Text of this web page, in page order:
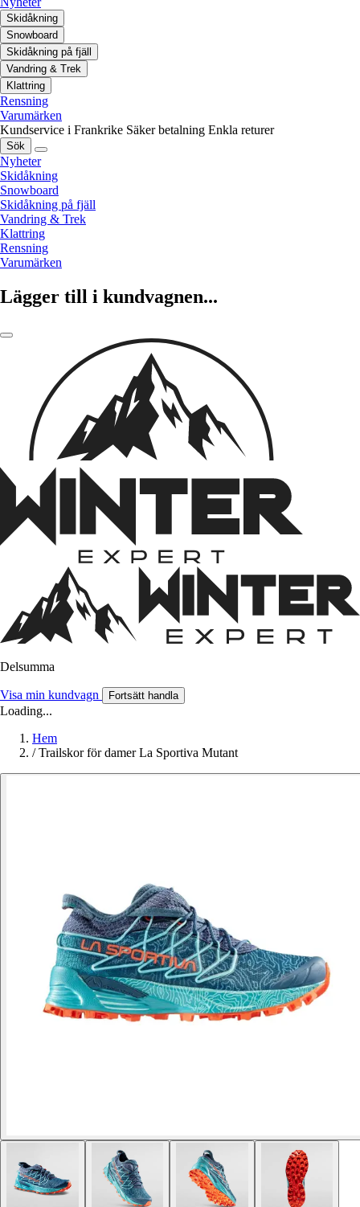
Skidåkning
Snowboard
Skidåkning på fjäll
Vandring & Trek
Klattring
Rensning
Varumärken
Kundservice i Frankrike Säker betalning Enkla returer
Sök
Nyheter
Skidåkning
Snowboard
Skidåkning på fjäll
Vandring & Trek
Klattring
Rensning
Varumärken
Lägger till i kundvagnen...
Delsumma
Visa min kundvagn Fortsätt handla
Loading...
Hem
/ Trailskor för damer La Sportiva Mutant